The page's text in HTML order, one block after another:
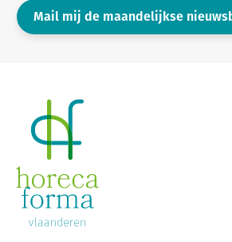
Mail mij de maandelijkse